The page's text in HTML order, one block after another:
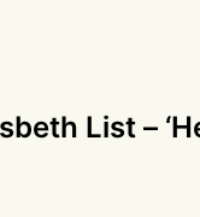
List –